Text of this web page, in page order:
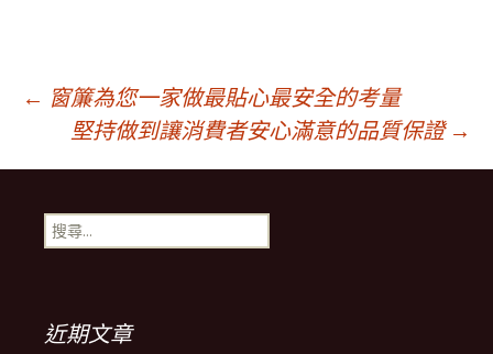
文
章
導
航
← 窗簾為您一家做最貼心最安全的考量
堅持做到讓消費者安心滿意的品質保證 →
搜
尋
近期文章